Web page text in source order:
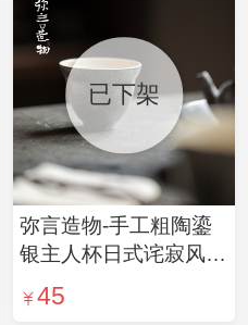
已下架
弥言造物-手工粗陶鎏
银主人杯日式诧寂风粉
引葫芦杯家用品茗杯单
杯茶杯
45